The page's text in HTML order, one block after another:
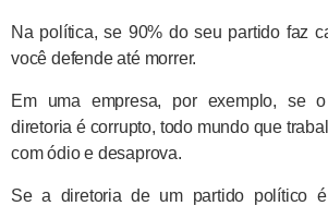
Na política, se 90% do seu partido faz
você defende até morrer.
Em uma empresa, por exemplo, se
diretoria é corrupto, todo mundo que
com ódio e desaprova.
Se a diretoria de um partido político